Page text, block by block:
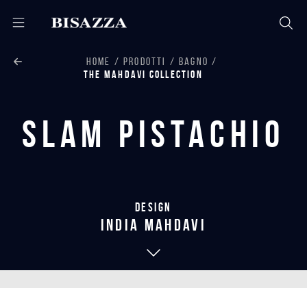
HOME PRODOTTI
BAGNO
THE MAHDAVI COLLECTION
Slam Pistachio
Design
india mahdavi